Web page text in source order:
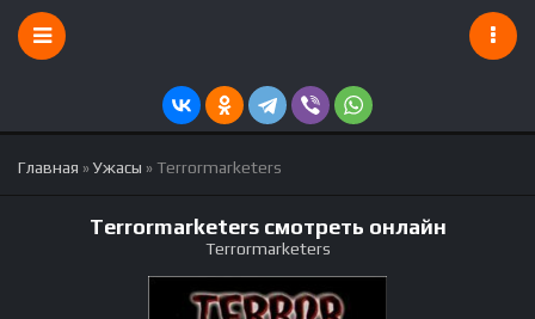
Главная »Ужасы » Terrormarketers
Terrormarketers смотреть онлайн
Terrormarketers